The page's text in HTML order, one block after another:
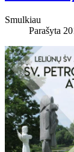
Smulkiau
Parašyta